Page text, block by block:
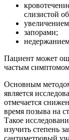
слизистой
запорами;
Пациент может
частым симптомом
Основным
является
отмечается
время позыва на
Такое
изучить степень
сантиметровый